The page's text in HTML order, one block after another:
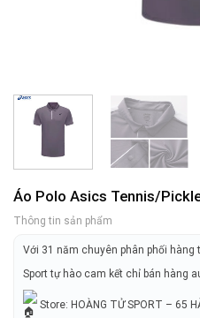
Áo Polo Asics Tennis/
Thông tin sản phẩm
Với 31 năm chuyên phân phối
Sport tự hào cam kết chỉ bán hàng
Store: HOÀNG TỬ SPORT – 65